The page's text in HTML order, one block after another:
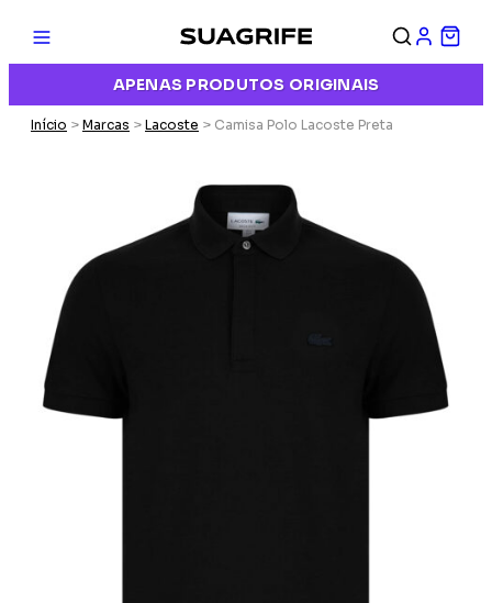
APENAS PRODUTOS ORIGINAIS
Início > Marcas > Lacoste > Camisa Polo Lacoste Preta